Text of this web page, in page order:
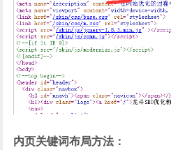
内页关键词布局方法：